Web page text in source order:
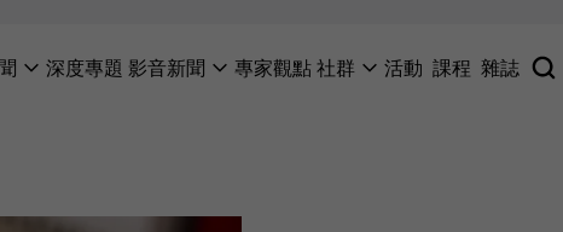
深度專題 影音新聞 專家觀點社群 活動 課程 雜誌